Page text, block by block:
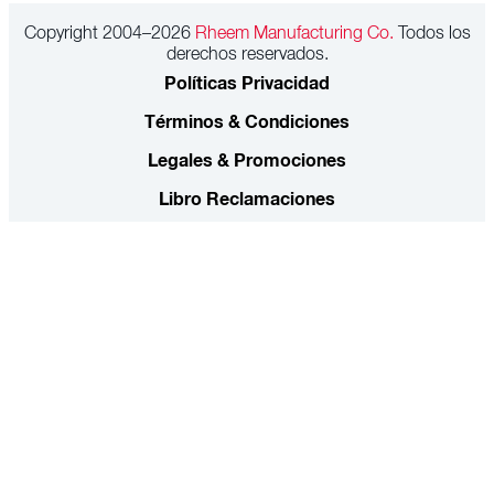
Copyright 2004–2026Rheem Manufacturing Co. Todos los
derechos reservados.
Políticas Privacidad
Términos & Condiciones
Legales & Promociones
Libro Reclamaciones